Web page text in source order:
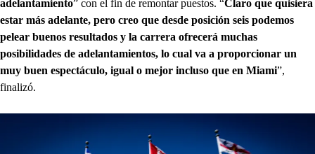
adelantamiento” con el fin de remontar puestos. “Claro que quisiera
estar más adelante, pero creo que desde posición seis podemos
pelear buenos resultados y la carrera ofrecerá muchas
posibilidades de adelantamientos, lo cual va a proporcionar un
muy buen espectáculo, igual o mejor incluso que en Miami”,
finalizó.